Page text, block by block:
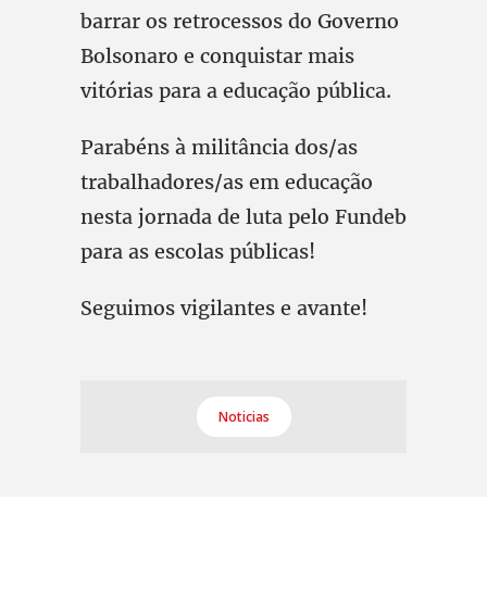
barrar os retrocessos do Governo
Bolsonaro e conquistar mais
vitórias para a educação pública.
Parabéns à militância dos/as
trabalhadores/as em educação
nesta jornada de luta pelo Fundeb
para as escolas públicas!
Seguimos vigilantes e avante!
Noticias